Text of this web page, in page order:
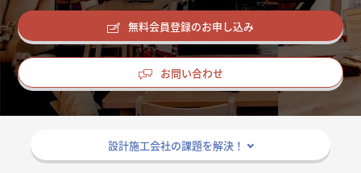
店舗開業・改装をご検討中の方へ
無料会員登録のお申し込み
お問い合わせ
設計施工会社の課題を解決！